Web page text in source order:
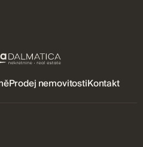
Prodej nemovitostiKontakt